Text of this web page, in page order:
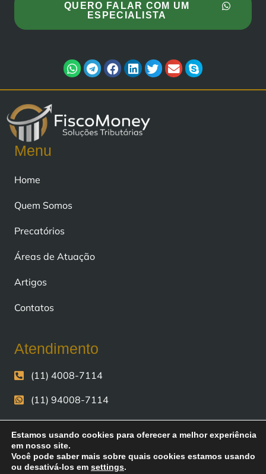
QUERO FALAR COM UM
ESPECIALISTA
Menu
Home
Quem Somos
Precatórios
Áreas de Atuação
Artigos
Contatos
Atendimento
(11) 4008-7114
(11) 94008-7114
contato@fiscomoney.com.br
Avenida Andrômeda, n° 723, sala 2703 e 2705,
Alphaville, Barueri - SP.
Estamos usando cookies para oferecer a melhor experiência
em nosso site.
Você pode saber mais sobre quais cookies estamos usando
ou desativá-los em settings.